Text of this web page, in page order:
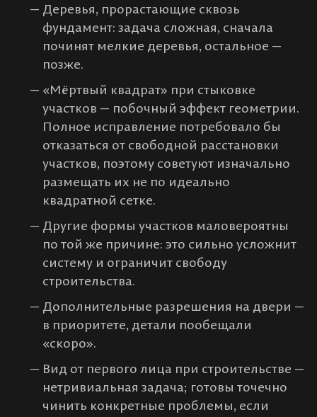
Деревья, прорастающие сквозь
фундамент: задача сложная, сначала
починят мелкие деревья, остальное —
позже.
«Мёртвый квадрат» при стыковке
участков — побочный эффект геометрии.
Полное исправление потребовало бы
отказаться от свободной расстановки
участков, поэтому советуют изначально
размещать их не по идеально
квадратной сетке.
Другие формы участков маловероятны
по той же причине: это сильно усложнит
систему и ограничит свободу
строительства.
Дополнительные разрешения на двери —
в приоритете, детали пообещали
«скоро».
Вид от первого лица при строительстве —
нетривиальная задача; готовы точечно
чинить конкретные проблемы, если